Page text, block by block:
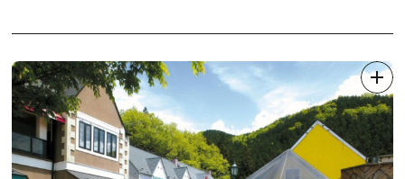
そして天然温泉１００%源泉かけ流しの温泉は貸切でご利用頂けま
す。